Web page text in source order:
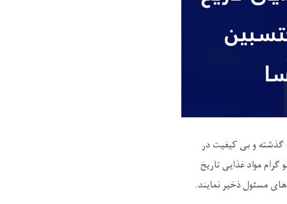
گذشته و بی کیفیت در
مواد غذایی تاریخ
مسئول ذخیر نمایند.